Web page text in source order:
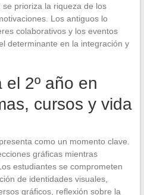
prioriza la riqueza de los
Los antiguos lo
colaborativos y los eventos
determinante en la integración y
el 2º año en
cursos y vida
como un momento clave.
gráficas mientras
estudiantes se comprometen
de identidades visuales,
gráficos, reflexión sobre la